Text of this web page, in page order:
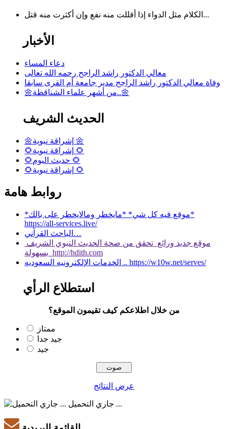
الكلام مثل الدواء إذا أقللت منه نفع وإن أكثرت منه قتل...
الأخبار
دعاء المساء
معالي الدكتور راشد الراجح رحمه الله تعالى
وفاة معالي الدكتور راشد الراجح مدير جامعة أم القرى سابقا
🌼من أشهر علماء الشناقطة..🌼
الحديث الشريف
🌼إشراقة نبوية 🌼
🌻إشراقة نبوية 🌻
🌻حديث اليوم 🌻
🌻إشراقة نبوية 🌻
روابط هامة
*موقع فيه كل شي* *مايخطر ومالايخطر على بالك*
https://all-services.live/
الباحث القرآني…
موقع جديد ورائع تحقق من صحة الحديث النبوي الشريف
بسهولة http://hdith.com
الخدمات الإلكترونيه السعوديه .. https://w10w.net/serves/
استطلاع الرأي
من خلال اطلاعكم كيف تقيمون الموقع؟
ممتاز
جيد جدا
جيد
عرض النتائج
جاري التحميل ...